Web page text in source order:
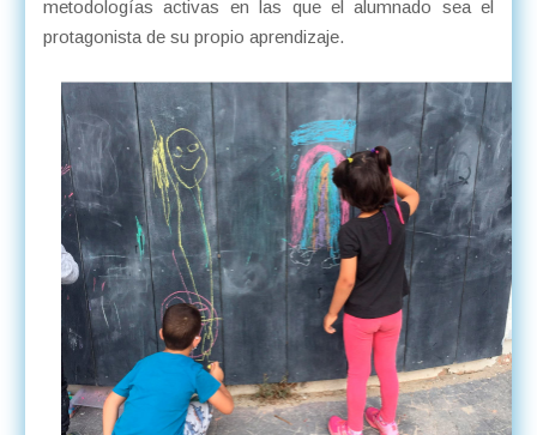
metodologías activas en las que el alumnado sea el
protagonista de su propio aprendizaje.